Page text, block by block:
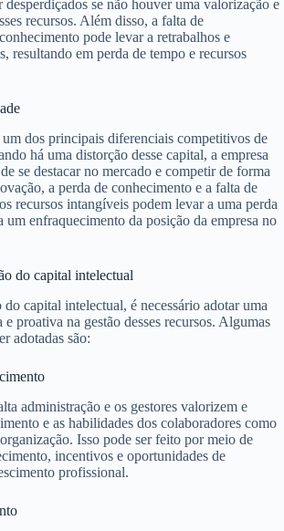
desperdiçados se não houver uma valorização e
recursos. Além disso, a falta de
pode levar a retrabalhos e
resultando em perda de tempo e recursos
dos principais diferenciais competitivos de
há uma distorção desse capital, a empresa
se destacar no mercado e competir de forma
a perda de conhecimento e a falta de
recursos intangíveis podem levar a uma perda
um enfraquecimento da posição da empresa no
do capital intelectual
capital intelectual, é necessário adotar uma
e proativa na gestão desses recursos. Algumas
adotadas são:
administração e os gestores valorizem e
e as habilidades dos colaboradores como
Isso pode ser feito por meio de
incentivos e oportunidades de
profissional.